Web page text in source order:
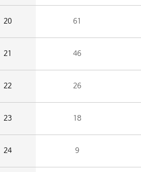
20 61
21 46
22 26
23 18
24 9